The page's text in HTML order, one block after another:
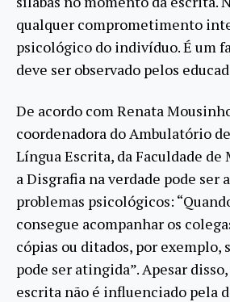
qualquer comprometimento
psicológico do indivíduo. É um
deve ser observado pelos
De acordo com Renata
coordenadora do Ambulatório
Língua Escrita, da Faculdade de
a Disgrafia na verdade pode ser
problemas psicológicos:
consegue acompanhar os
cópias ou ditados, por exemplo,
pode ser atingida”. Apesar
escrita não é influenciado pela